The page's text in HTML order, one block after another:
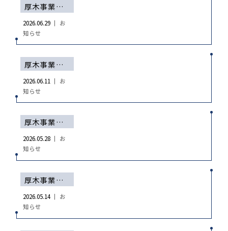
厚木事業所設備空き状況（6/29現在）
2026.06.29 ｜ お
知らせ
厚木事業所設備空き状況（6/11現在）
2026.06.11 ｜ お
知らせ
厚木事業所設備空き状況（5/28現在）
2026.05.28 ｜ お
知らせ
厚木事業所設備空き状況（5/14現在）
2026.05.14 ｜ お
知らせ